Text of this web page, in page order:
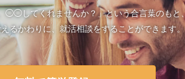
◯◯してくれませんか？」という合言葉のもと
るかわりに、就活相談をすることができます。